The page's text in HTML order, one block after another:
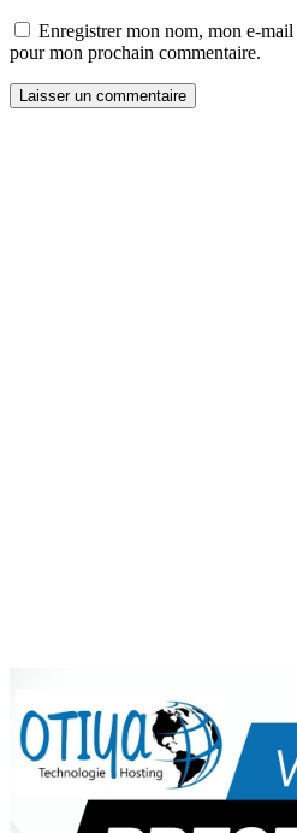
Enregistrer mon nom, mon e-
pour mon prochain commentaire.